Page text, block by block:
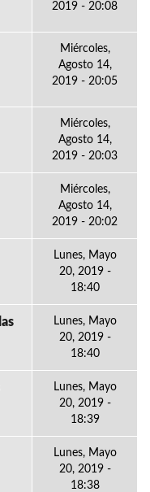
2019 - 20:08
Miércoles,
Agosto 14,
2019 - 20:05
Miércoles,
Agosto 14,
2019 - 20:03
Miércoles,
Agosto 14,
2019 - 20:02
Lunes, Mayo
20, 2019 -
18:40
Lunes, Mayo
20, 2019 -
18:40
Lunes, Mayo
20, 2019 -
18:39
Lunes, Mayo
20, 2019 -
18:38